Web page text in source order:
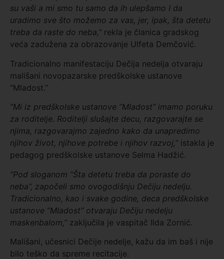
su vaši a mi smo tu samo da ih ulepšamo I da
uradimo sve što možemo za vas, jer, ipak, šta detetu
treba da raste do neba,’’ rekla je članica gradskog
veća zadužena za obrazovanje Ulfeta Demčović.
Tradicionalno manifestaciju Dečija nedelja otvaraju
mališani novopazarske predškolske ustanove
‘’Mladost.’’
’’Mi iz predškolske ustanove ’’Mladost’’ imamo poruku
za roditelje. Roditelji slušajte decu, razgovarajte se
njima, razgovarajmo zajedno kako da unapredimo
njihov život, njihove potrebe i njihov razvoj,’’ istakla je
pedagog predškolske ustanove Selma Hadžić.
’’Pod sloganom ’’Šta detetu treba da poraste do
neba’’, započeli smo ovogodišnju Dečiju nedelju.
Tradicionalno, kao i svake godine, deca predškolske
ustanove ’’Mladost’’ otvaraju Dečiju nedelju
maskenbalom,’’ zaključila je vaspitač Ilda Zornić.
Mališani, učesnici Dečije nedelje, kažu da im baš i nije
bilo teško da spreme recitacije.